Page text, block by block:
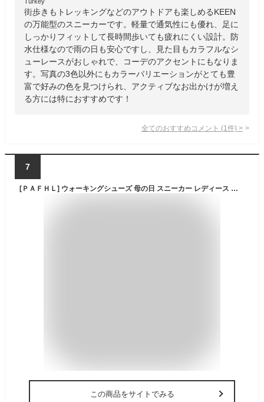
街歩きもトレッキングなどのアウトドアも楽しめるKEEN
の万能型のスニーカーです。軽量で通気性にも優れ、足に
しっかりフィットして長時間歩いても疲れにくい設計。防
水仕様なので雨の日も安心ですし、見た目もカラフルなシ
ューレースがおしゃれで、コーデのアクセントにもなりま
す。写真の3色以外にもカラーバリエーションがとても豊
富で好みの色を見つけられ、アクティブなお出かけが増え
る方には特におすすめです！
全てのおすすめコメント (1 件) >
7
[ＰＡＦＨＬ] ウォーキングシューズ 母の日 スニーカー レディース 超軽量 ランニングシューズ フィット感 スポーツ 通気性 ナースシューズ 女性用 高齢者用 つま先小さめ ブラック 25cm…
この商品をサイトでみる